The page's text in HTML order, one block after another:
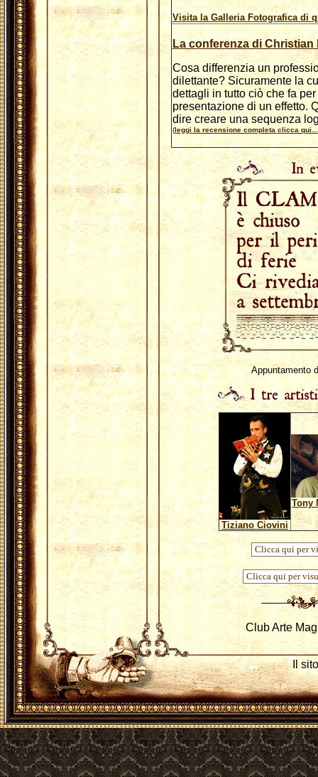
Visita la Galleria Fotografica di
La conferenza di Christian
Cosa differenzia un
dilettante? Sicuramente la
dettagli in tutto ciò che fa
presentazione di un effetto.
dire creare una sequenza
(leggi la recensione completa clicca qui...
Appuntamento
Tiziano Ciovini
Tony
Club Arte
Il